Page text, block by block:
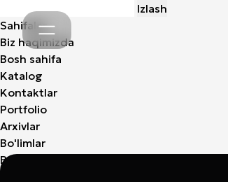
Qidirshish:
Sahifalar
Biz haqimizda
Bosh sahifa
Katalog
Kontaktlar
Portfolio
Arxivlar
Bo'limlar
Bo'limlar yo'q